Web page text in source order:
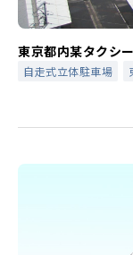
東京都内某タクシ
自走式立体駐車場